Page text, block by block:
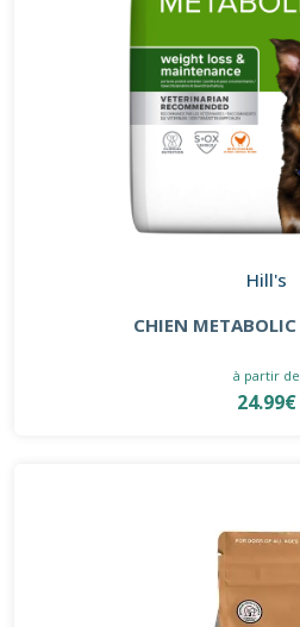
Hill's
CHIEN
à partir de
24.99€